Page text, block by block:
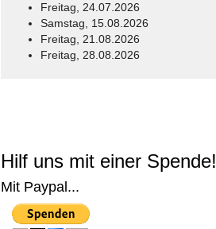
Freitag, 24.07.2026
Samstag, 15.08.2026
Freitag, 21.08.2026
Freitag, 28.08.2026
Hilf uns mit einer Spende!
Mit Paypal...